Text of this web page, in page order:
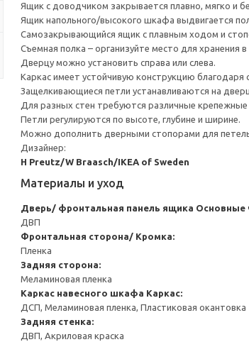
Ящик с доводчиком закрывается плавно, мягко и
Ящик напольного/высокого шкафа выдвигается
Cамозакрывающийся ящик с плавным ходом и
Съемная полка – организуйте место для хранения
Дверцу можно установить справа или слева.
Каркас имеет устойчивую конструкцию
Защелкивающиеся петли устанавливаются на
Для разных стен требуются различные
Петли регулируются по высоте, глубине и ширине.
Можно дополнить дверными стопорами для
Дизайнер:
H Preutz/W Braasch/IKEA of Sweden
Материалы и уход
Дверь/ фронтальная панель ящика Основные
ДВП
Фронтальная сторона/ Кромка:
Пленка
Задняя сторона:
Меламиновая пленка
Каркас навесного шкафа Каркас:
ДСП, Меламиновая пленка, Пластиковая окантовка
Задняя стенка:
ДВП, Акриловая краска